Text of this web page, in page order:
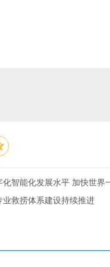
化智能化发展水平 加快世界
救捞体系建设持续推进